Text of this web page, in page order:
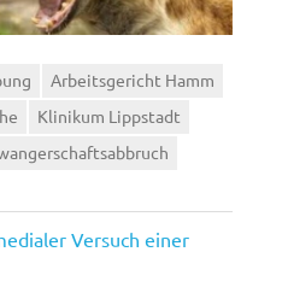
Arbeitsgericht Hamm
Klinikum Lippstadt
Versuch einer